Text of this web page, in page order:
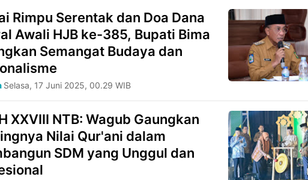
Rimpu Serentak dan Doa Dana
Awali HJB ke-385, Bupati Bima
Semangat Budaya dan
Selasa, 17 Juni 2025, 00.29 WIB
XXVIII NTB: Wagub Gaungkan
Nilai Qur'ani dalam
SDM yang Unggul dan